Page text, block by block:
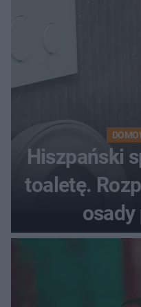
Hiszpański
toaletę.
osady